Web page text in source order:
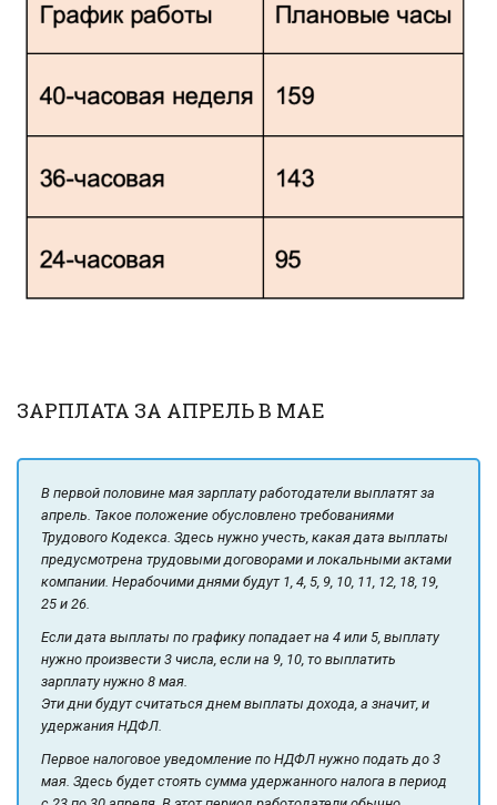
ЗАРПЛАТА ЗА АПРЕЛЬ В МАЕ
В первой половине мая зарплату работодатели выплатят за
апрель. Такое положение обусловлено требованиями
Трудового Кодекса. Здесь нужно учесть, какая дата выплаты
предусмотрена трудовыми договорами и локальными актами
компании. Нерабочими днями будут 1, 4, 5, 9, 10, 11, 12, 18, 19,
25 и 26.
Если дата выплаты по графику попадает на 4 или 5, выплату
нужно произвести 3 числа, если на 9, 10, то выплатить
зарплату нужно 8 мая.
Эти дни будут считаться днем выплаты дохода, а значит, и
удержания НДФЛ.
Первое налоговое уведомление по НДФЛ нужно подать до 3
мая. Здесь будет стоять сумма удержанного налога в период